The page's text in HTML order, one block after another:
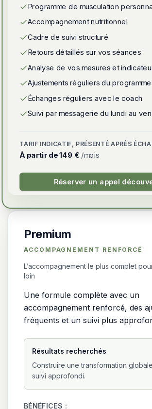
Programme de musculation
Accompagnement nutritionnel
Cadre de suivi structuré
Retours détaillés sur vos séances
Analyse de vos mesures et
Ajustements réguliers du programme
Échanges réguliers avec le coach
Suivi par messagerie du lundi au
TARIF INDICATIF, PRÉSENTÉ APRÈS
À partir de149 € /mois
Réserver un appel
Premium
ACCOMPAGNEMENT RENFORCÉ
L’accompagnement le plus complet
loin
Une formule complète avec un
accompagnement renforcé, des
fréquents et un suivi plus
Résultats recherchés
Construire une transformation
suivi approfondi.
BÉNÉFICES :